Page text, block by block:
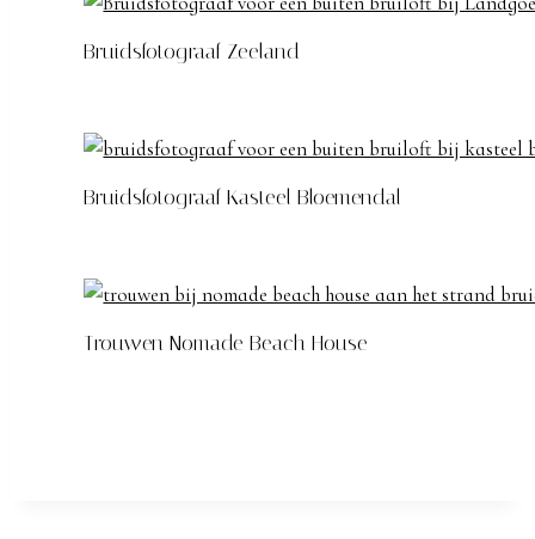
Bruidsfotograaf Zeeland
Bruidsfotograaf Kasteel Bloemendal
Trouwen Nomade Beach House